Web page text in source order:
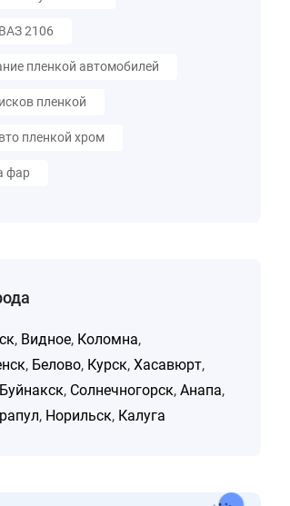
2106
пленкой автомобилей
пленкой
пленкой хром
фар
, Видное, Коломна,
, Белово, Курск,Хасавюрт,
Буйнакск, Солнечногорск,Анапа,
, Норильск, Калуга